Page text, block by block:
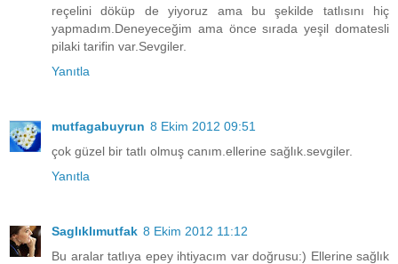
reçelini döküp de yiyoruz ama bu şekilde tatlısını hiç
yapmadım.Deneyeceğim ama önce sırada yeşil domatesli
pilaki tarifin var.Sevgiler.
Yanıtla
mutfagabuyrun 8 Ekim 2012 09:51
çok güzel bir tatlı olmuş canım.ellerine sağlık.sevgiler.
Yanıtla
Saglıklımutfak 8 Ekim 2012 11:12
Bu aralar tatlıya epey ihtiyacım var doğrusu:) Ellerine sağlık